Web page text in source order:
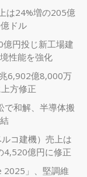
は24%増の205億
ドル
円投じ新工場建
性能を強化
6,902億8,000万
方修正
で和解、半導体搬
コ建機）売上は
4,520億円に修正
2025」、堅調維